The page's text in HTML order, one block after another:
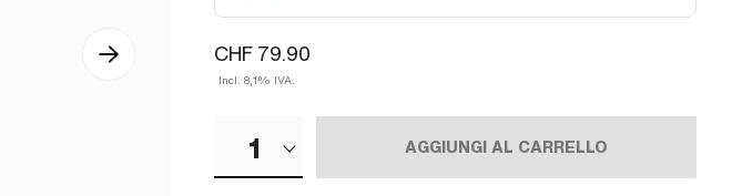
CHF 79.90
Incl. 8,1% IVA.
1 AGGIUNGI AL CARRELLO